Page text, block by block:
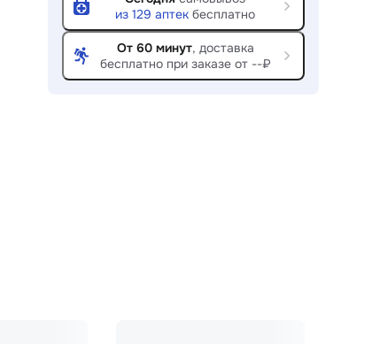
из 129 аптек бесплатно
От 60 минут, доставка
бесплатно при заказе от --₽